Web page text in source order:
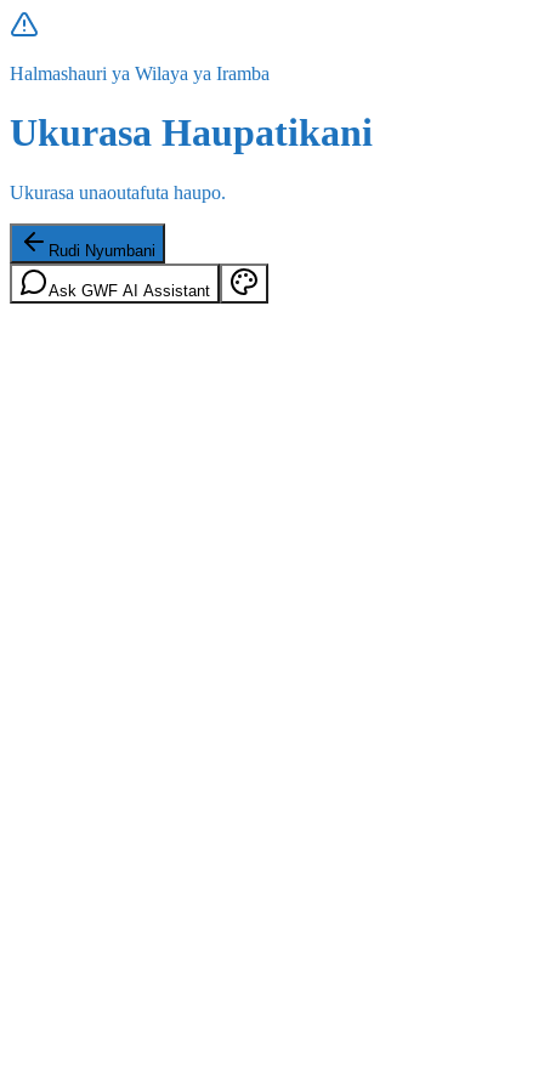
Halmashauri ya Wilaya ya Iramba
Ukurasa Haupatikani
Ukurasa unaoutafuta haupo.
Rudi Nyumbani
Ask GWF AI Assistant